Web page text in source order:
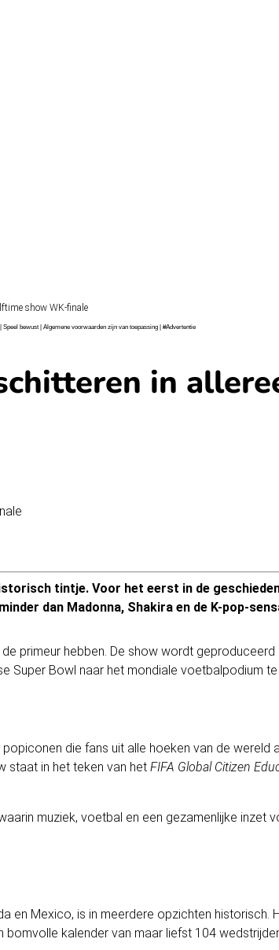
show WK-finale
bewust | Algemene voorwaarden zijn van toepassing | #Advertentie
in
tintje. Voor het eerst in de
dan Madonna, Shakira en de K-pop-
primeur hebben. De show wordt
Bowl naar het mondiale voetbalpodium te
die fans uit alle hoeken van de wereld
staat in het teken van het FIFA Global Citizen
muziek, voetbal en een gezamenlijke inzet
en Mexico, is in meerdere opzichten
bomvolle kalender van maar liefst 104